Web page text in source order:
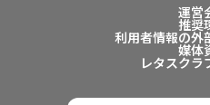
運営
推奨
利用者情報の外
媒体
レタスクラ